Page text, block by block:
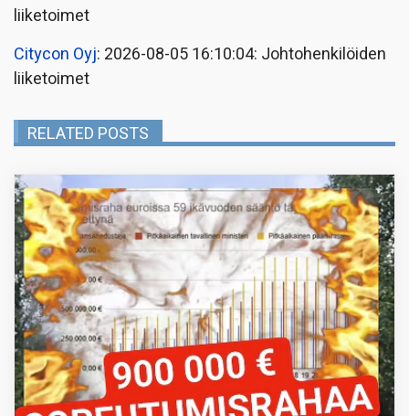
liiketoimet
Citycon Oyj: 2026-08-05 16:10:04: Johtohenkilöiden
liiketoimet
RELATED POSTS